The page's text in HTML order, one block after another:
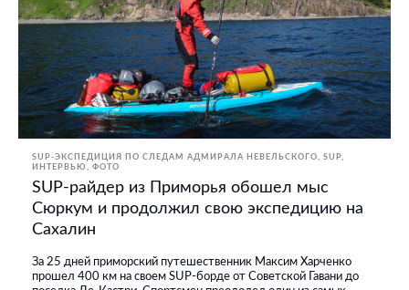
SUP-ЭКСПЕДИЦИЯ ПО СЛЕДАМ АДМИРАЛА НЕВЕЛЬСКОГО
SUP
ИНТЕРВЬЮ
ФОТО
SUP-райдер из Приморья обошел мыс
Сюркум и продолжил свою экспедицию на
Сахалин
За 25 дней приморский путешественник Максим Харченко
прошел 400 км на своем SUP-борде от Советской Гавани до